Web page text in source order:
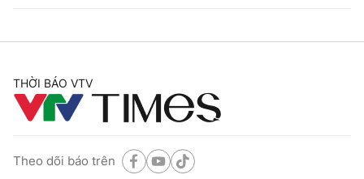
THỜI BÁO VTV
Theo dõi báo trên